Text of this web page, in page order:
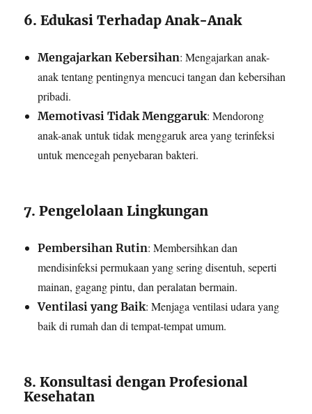
6. Edukasi Terhadap Anak-Anak
Mengajarkan Kebersihan: Mengajarkan anak-
anak tentang pentingnya mencuci tangan dan kebersihan
pribadi.
Memotivasi Tidak Menggaruk: Mendorong
anak-anak untuk tidak menggaruk area yang terinfeksi
untuk mencegah penyebaran bakteri.
7. Pengelolaan Lingkungan
Pembersihan Rutin: Membersihkan dan
mendisinfeksi permukaan yang sering disentuh, seperti
mainan, gagang pintu, dan peralatan bermain.
Ventilasi yang Baik: Menjaga ventilasi udara yang
baik di rumah dan di tempat-tempat umum.
8. Konsultasi dengan Profesional
Kesehatan